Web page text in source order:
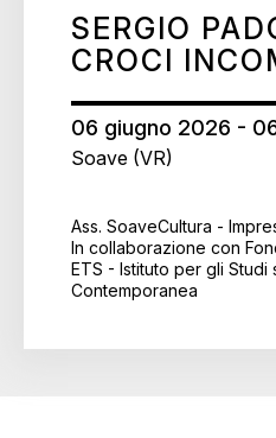
SERGIO
CROCI
06 giugno 2026 -
Soave (VR)
Ass. SoaveCultura -
In collaborazione con
ETS - Istituto per gli Studi
Contemporanea